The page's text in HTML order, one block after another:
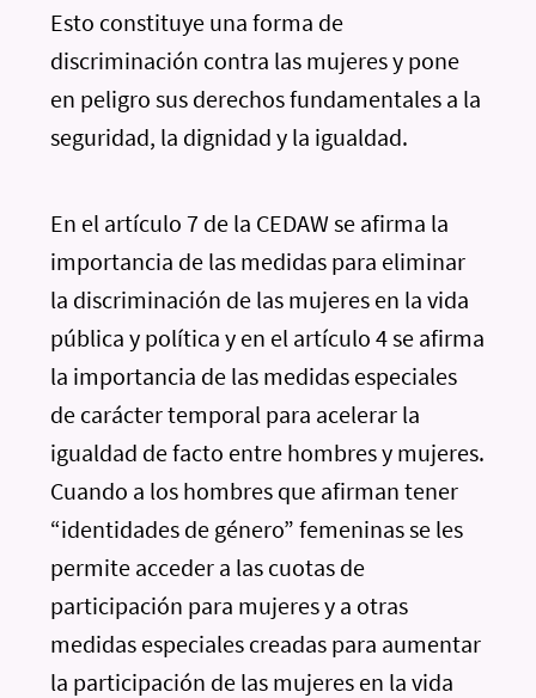
Esto constituye una forma de
discriminación contra las mujeres y pone
en peligro sus derechos fundamentales a la
seguridad, la dignidad y la igualdad.
En el artículo 7 de la CEDAW se afirma la
importancia de las medidas para eliminar
la discriminación de las mujeres en la vida
pública y política y en el artículo 4 se afirma
la importancia de las medidas especiales
de carácter temporal para acelerar la
igualdad de facto entre hombres y mujeres.
Cuando a los hombres que afirman tener
“identidades de género” femeninas se les
permite acceder a las cuotas de
participación para mujeres y a otras
medidas especiales creadas para aumentar
la participación de las mujeres en la vida